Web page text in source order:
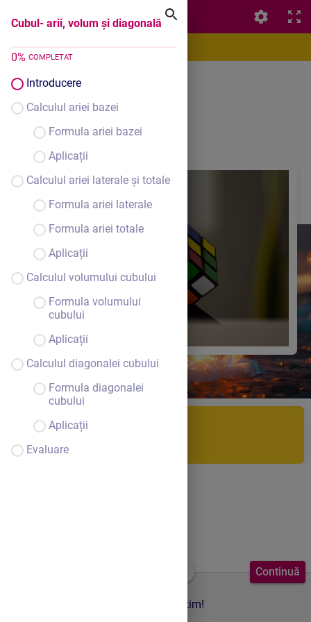
Cubul- arii, volum și diagonală
0% COMPLETAT
Introducere
Calculul ariei bazei
Formula ariei bazei
Aplicații
Calculul ariei laterale și totale
Formula ariei laterale
Formula ariei totale
Aplicații
Calculul volumului cubului
Formula volumului
cubului
Aplicații
Calculul diagonalei cubului
Formula diagonalei
cubului
Aplicații
Evaluare
Bine ai venit! Mai întâi să ne reamintim!
Continuă
Cubul- arii, volum și diagonală
Cubul
Introducere